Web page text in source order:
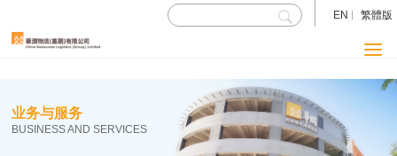
EN 繁體版
业务与服务
BUSINESS AND SERVICES